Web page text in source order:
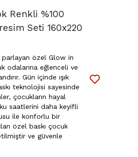
Renkli %100
Seti 160x220
parlayan özel Glow in
odalarına eğlenceli ve
Gün içinde ışık
teknolojisi sayesinde
çocukların hayal
saatlerini daha keyifli
ile konforlu bir
özel baskı çocuk
ve güvenle